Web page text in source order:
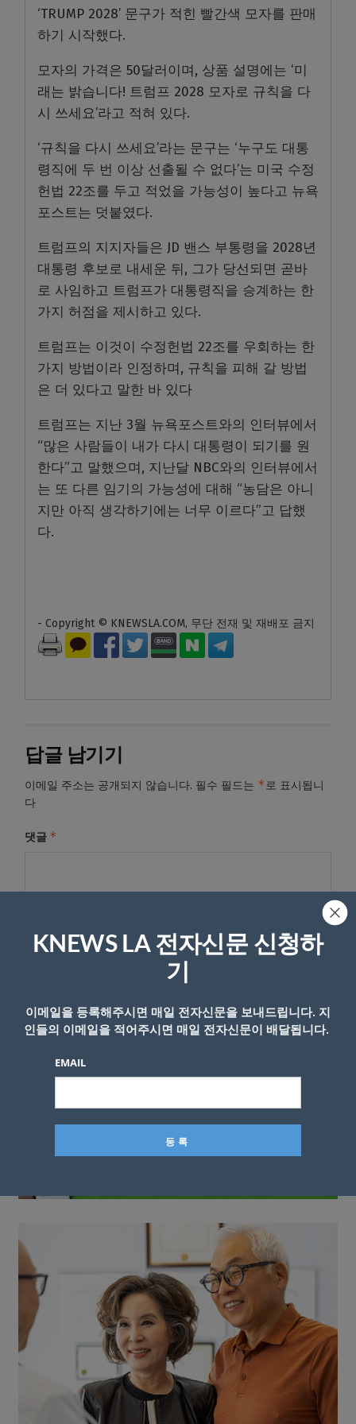
‘TRUMP 2028’ 문구가 적힌 빨간색 모자를 판매
하기 시작했다.
모자의 가격은 50달러이며, 상품 설명에는 ‘미
래는 밝습니다! 트럼프 2028 모자로 규칙을 다
시 쓰세요’라고 적혀 있다.
‘규칙을 다시 쓰세요’라는 문구는 ‘누구도 대통
령직에 두 번 이상 선출될 수 없다’는 미국 수정
헌법 22조를 두고 적었을 가능성이 높다고 뉴욕
포스트는 덧붙였다.
트럼프의 지지자들은 JD 밴스 부통령을 2028년
대통령 후보로 내세운 뒤, 그가 당선되면 곧바
로 사임하고 트럼프가 대통령직을 승계하는 한
가지 허점을 제시하고 있다.
트럼프는 이것이 수정헌법 22조를 우회하는 한
가지 방법이라 인정하며, 규칙을 피해 갈 방법
은 더 있다고 말한 바 있다
트럼프는 지난 3월 뉴욕포스트와의 인터뷰에서
“많은 사람들이 내가 다시 대통령이 되기를 원
한다”고 말했으며, 지난달 NBC와의 인터뷰에서
는 또 다른 임기의 가능성에 대해 “농담은 아니
지만 아직 생각하기에는 너무 이르다”고 답했
다.
- Copyright © KNEWSLA.COM, 무단 전재 및 재배포 금지
답글 남기기
이메일 주소는 공개되지 않습니다. 필수 필드는 *로 표시됩니
다
댓글 *
이름
KNEWS LA 전자신문 신청하
기
이메일을 등록해주시면 매일 전자신문을 보내드립니다. 지
인들의 이메일을 적어주시면 매일 전자신문이 배달됩니다.
EMAIL